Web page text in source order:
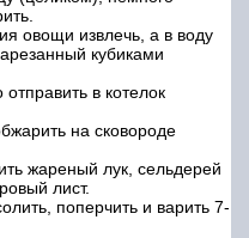
овощи извлечь, а в воду
кубиками
в котелок
на сковороде
жареный лук, сельдерей
лист.
поперчить и варить 7-